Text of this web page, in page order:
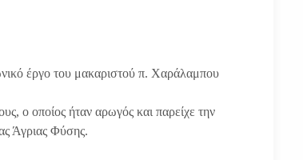
έργο του μακαριστού π. Χαράλαμπου
ο οποίος ήταν αρωγός και παρείχε την
Άγριας Φύσης.